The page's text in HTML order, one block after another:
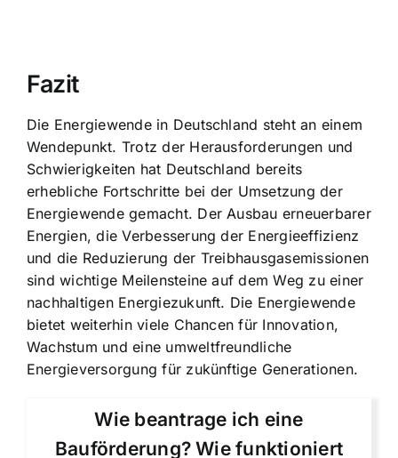
Fazit
Die Energiewende in Deutschland steht an einem
Wendepunkt. Trotz der Herausforderungen und
Schwierigkeiten hat Deutschland bereits
erhebliche Fortschritte bei der Umsetzung der
Energiewende gemacht. Der Ausbau erneuerbarer
Energien, die Verbesserung der Energieeffizienz
und die Reduzierung der Treibhausgasemissionen
sind wichtige Meilensteine auf dem Weg zu einer
nachhaltigen Energiezukunft. Die Energiewende
bietet weiterhin viele Chancen für Innovation,
Wachstum und eine umweltfreundliche
Energieversorgung für zukünftige Generationen.
Wie beantrage ich eine
Bauförderung? Wie funktioniert